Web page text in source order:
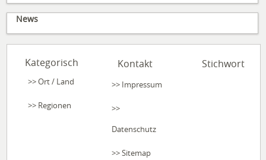
News
Kategorisch
Ort / Land
Regionen
Kontakt
Impressum
Datenschutz
Sitemap
Stichwort